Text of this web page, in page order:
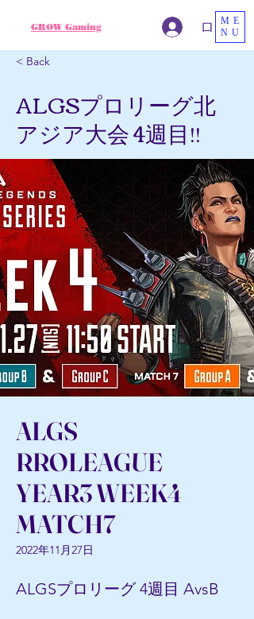
GROW Gaming ログイン
ME
NU
< Back
ALGSプロリーグ北
アジア大会 4週目!!
ALGS
RROLEAGUE
YEAR3 WEEK4
MATCH7
2022年11月27日
ALGSプロリーグ 4週目 AvsB